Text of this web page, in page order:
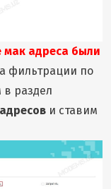
мак адреса были
фильтрации по
раздел
и ставим